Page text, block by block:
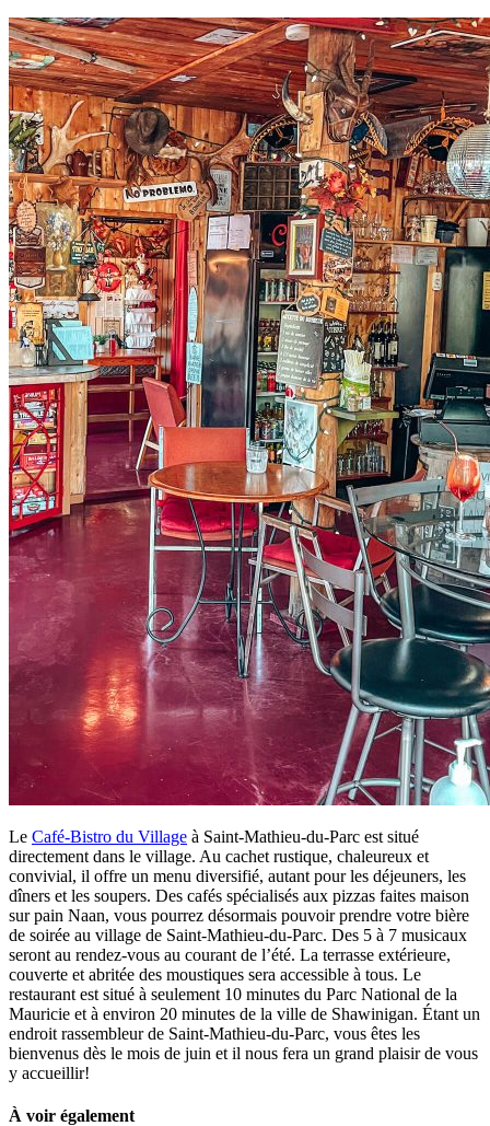
Le Café-Bistro du Village à Saint-Mathieu-du-Parc est situé
directement dans le village. Au cachet rustique, chaleureux et
convivial, il offre un menu diversifié, autant pour les déjeuners, les
dîners et les soupers. Des cafés spécialisés aux pizzas faites maison
sur pain Naan, vous pourrez désormais pouvoir prendre votre bière
de soirée au village de Saint-Mathieu-du-Parc. Des 5 à 7 musicaux
seront au rendez-vous au courant de l’été. La terrasse extérieure,
couverte et abritée des moustiques sera accessible à tous. Le
restaurant est situé à seulement 10 minutes du Parc National de la
Mauricie et à environ 20 minutes de la ville de Shawinigan. Étant un
endroit rassembleur de Saint-Mathieu-du-Parc, vous êtes les
bienvenus dès le mois de juin et il nous fera un grand plaisir de vous
y accueillir!
À voir également